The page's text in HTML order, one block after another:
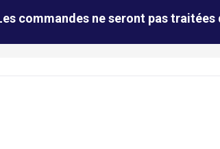
commandes ne seront pas traitées